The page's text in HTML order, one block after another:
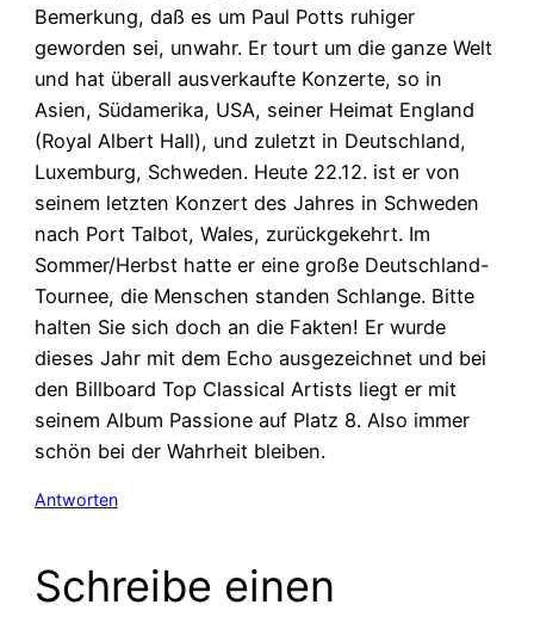
Bemerkung, daß es um Paul Potts ruhiger
geworden sei, unwahr. Er tourt um die ganze Welt
und hat überall ausverkaufte Konzerte, so in
Asien, Südamerika, USA, seiner Heimat England
(Royal Albert Hall), und zuletzt in Deutschland,
Luxemburg, Schweden. Heute 22.12. ist er von
seinem letzten Konzert des Jahres in Schweden
nach Port Talbot, Wales, zurückgekehrt. Im
Sommer/Herbst hatte er eine große Deutschland-
Tournee, die Menschen standen Schlange. Bitte
halten Sie sich doch an die Fakten! Er wurde
dieses Jahr mit dem Echo ausgezeichnet und bei
den Billboard Top Classical Artists liegt er mit
seinem Album Passione auf Platz 8. Also immer
schön bei der Wahrheit bleiben.
Antworten
Schreibe einen